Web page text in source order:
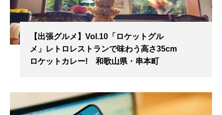
【出張グルメ】Vol.10「ロケットグル
メ」レトロレストランで味わう高さ35cm
ロケットカレー! 和歌山県・串本町